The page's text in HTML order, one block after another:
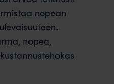
nopean
nopea,